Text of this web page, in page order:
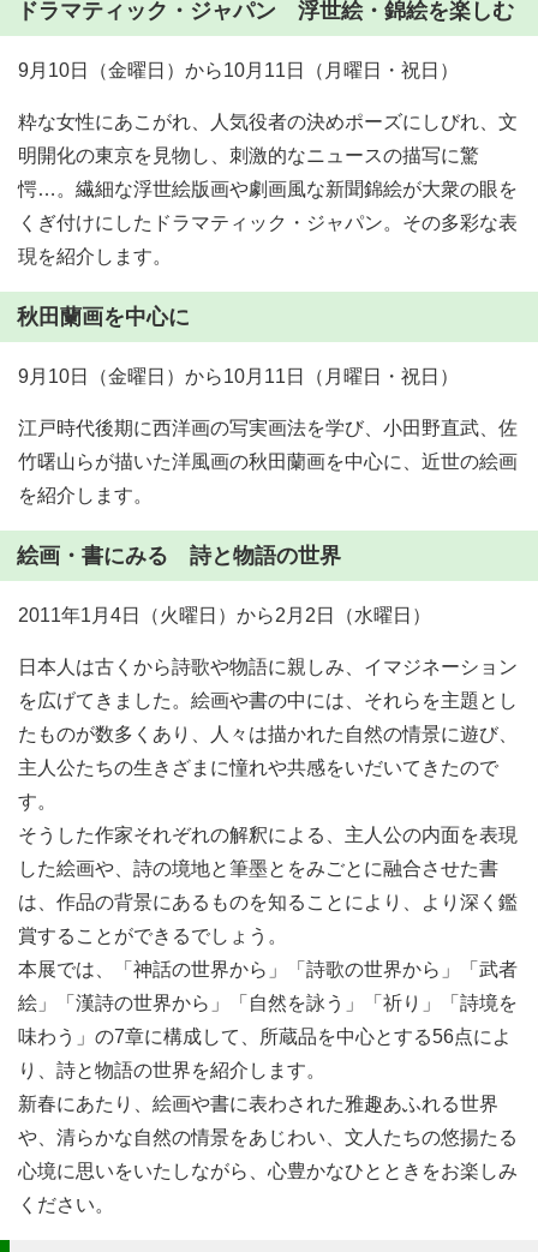
ドラマティック・ジャパン 浮世絵・錦絵を楽しむ
9月10日（金曜日）から10月11日（月曜日・祝日）
粋な女性にあこがれ、人気役者の決めポーズにしびれ、文
明開化の東京を見物し、刺激的なニュースの描写に驚
愕…。繊細な浮世絵版画や劇画風な新聞錦絵が大衆の眼を
くぎ付けにしたドラマティック・ジャパン。その多彩な表
現を紹介します。
秋田蘭画を中心に
9月10日（金曜日）から10月11日（月曜日・祝日）
江戸時代後期に西洋画の写実画法を学び、小田野直武、佐
竹曙山らが描いた洋風画の秋田蘭画を中心に、近世の絵画
を紹介します。
絵画・書にみる 詩と物語の世界
2011年1月4日（火曜日）から2月2日（水曜日）
日本人は古くから詩歌や物語に親しみ、イマジネーション
を広げてきました。絵画や書の中には、それらを主題とし
たものが数多くあり、人々は描かれた自然の情景に遊び、
主人公たちの生きざまに憧れや共感をいだいてきたので
す。
そうした作家それぞれの解釈による、主人公の内面を表現
した絵画や、詩の境地と筆墨とをみごとに融合させた書
は、作品の背景にあるものを知ることにより、より深く鑑
賞することができるでしょう。
本展では、「神話の世界から」「詩歌の世界から」「武者
絵」「漢詩の世界から」「自然を詠う」「祈り」「詩境を
味わう」の7章に構成して、所蔵品を中心とする56点によ
り、詩と物語の世界を紹介します。
新春にあたり、絵画や書に表わされた雅趣あふれる世界
や、清らかな自然の情景をあじわい、文人たちの悠揚たる
心境に思いをいたしながら、心豊かなひとときをお楽しみ
ください。